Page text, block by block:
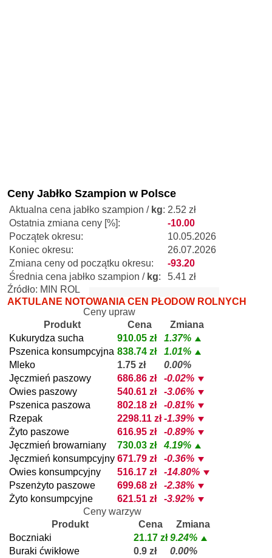
Ceny Jabłko Szampion w Polsce
Aktualna cena jabłko szampion / kg: 2.52 zł
Ostatnia zmiana ceny [%]:
-10.00
Początek okresu:
10.05.2026
Koniec okresu:
26.07.2026
Zmiana ceny od początku okresu:
-93.20
Średnia cena jabłko szampion / kg:
5.41 zł
Źródło: MIN ROL
AKTULANE NOTOWANIA CEN PŁODÓW ROLNYCH
Ceny upraw
Produkt
Cena
Zmiana
Kukurydza sucha
910.05 zł
1.37%
Pszenica konsumpcyjna 838.74 zł
1.01%
Mleko
1.75 zł
0.00%
Jęczmień paszowy
686.86 zł
-0.02%
Owies paszowy
540.61 zł
-3.06%
Pszenica paszowa
802.18 zł
-0.81%
Rzepak
2298.11 zł -1.39%
Żyto paszowe
616.95 zł
-0.89%
Jęczmień browarniany
730.03 zł
4.19%
Jęczmień konsumpcyjny 671.79 zł
-0.36%
Owies konsumpcyjny
516.17 zł
-14.80%
Pszenżyto paszowe
699.68 zł
-2.38%
Żyto konsumpcyjne
621.51 zł
-3.92%
Ceny warzyw
Produkt
Cena
Zmiana
Boczniaki
21.17 zł 9.24%
Buraki ćwikłowe
0.9 zł
0.00%